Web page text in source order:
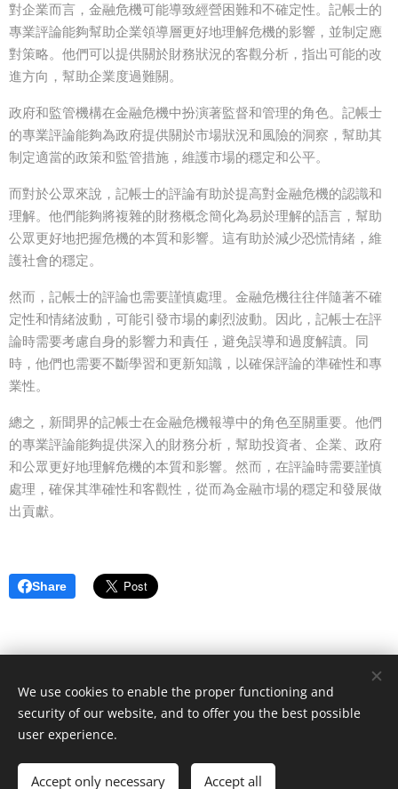
對企業而言，金融危機可能導致經營困難和不確定性。記帳士的
專業評論能夠幫助企業領導層更好地理解危機的影響，並制定應
對策略。他們可以提供關於財務狀況的客觀分析，指出可能的改
進方向，幫助企業度過難關。
政府和監管機構在金融危機中扮演著監督和管理的角色。記帳士
的專業評論能夠為政府提供關於市場狀況和風險的洞察，幫助其
制定適當的政策和監管措施，維護市場的穩定和公平。
而對於公眾來說，記帳士的評論有助於提高對金融危機的認識和
理解。他們能夠將複雜的財務概念簡化為易於理解的語言，幫助
公眾更好地把握危機的本質和影響。這有助於減少恐慌情緒，維
護社會的穩定。
然而，記帳士的評論也需要謹慎處理。金融危機往往伴隨著不確
定性和情緒波動，可能引發市場的劇烈波動。因此，記帳士在評
論時需要考慮自身的影響力和責任，避免誤導和過度解讀。同
時，他們也需要不斷學習和更新知識，以確保評論的準確性和專
業性。
總之，新聞界的記帳士在金融危機報導中的角色至關重要。他們
的專業評論能夠提供深入的財務分析，幫助投資者、企業、政府
和公眾更好地理解危機的本質和影響。然而，在評論時需要謹慎
處理，確保其準確性和客觀性，從而為金融市場的穩定和發展做
出貢獻。
Share
All rights reserved 2023
We use cookies to enable the proper functioning and
security of our website, and to offer you the best possible
user experience.
Accept only necessary Accept all